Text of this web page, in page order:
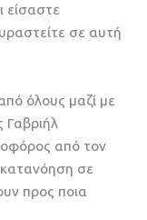
είσαστε
σε αυτή
όλους μαζί με
Γαβριήλ
από τον
σε
προς ποια